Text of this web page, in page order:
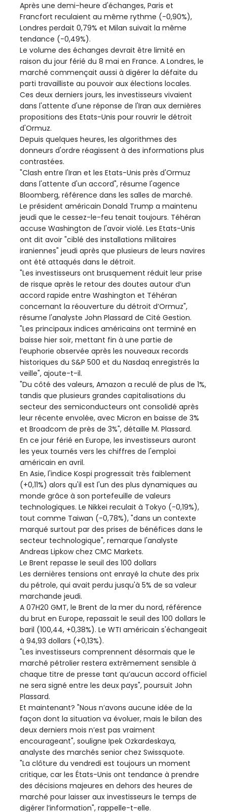
Après une demi-heure d'échanges, Paris et
Francfort reculaient au même rythme (-0,90%),
Londres perdait 0,79% et Milan suivait la même
tendance (-0,49%).
Le volume des échanges devrait être limité en
raison du jour férié du 8 mai en France. A Londres, le
marché commençait aussi à digérer la défaite du
parti travailliste au pouvoir aux élections locales.
Ces deux derniers jours, les investisseurs vivaient
dans l'attente d'une réponse de l'Iran aux dernières
propositions des Etats-Unis pour rouvrir le détroit
d'Ormuz.
Depuis quelques heures, les algorithmes des
donneurs d'ordre réagissent à des informations plus
contrastées.
"Clash entre l'Iran et les Etats-Unis près d'Ormuz
dans l'attente d'un accord", résume l'agence
Bloomberg, référence dans les salles de marché.
Le président américain Donald Trump a maintenu
jeudi que le cessez-le-feu tenait toujours. Téhéran
accuse Washington de l'avoir violé. Les Etats-Unis
ont dit avoir "ciblé des installations militaires
iraniennes" jeudi après que plusieurs de leurs navires
ont été attaqués dans le détroit.
"Les investisseurs ont brusquement réduit leur prise
de risque après le retour des doutes autour d’un
accord rapide entre Washington et Téhéran
concernant la réouverture du détroit d’Ormuz",
résume l'analyste John Plassard de Cité Gestion.
"Les principaux indices américains ont terminé en
baisse hier soir, mettant fin à une partie de
l’euphorie observée après les nouveaux records
historiques du S&P 500 et du Nasdaq enregistrés la
veille", ajoute-t-il.
"Du côté des valeurs, Amazon a reculé de plus de 1%,
tandis que plusieurs grandes capitalisations du
secteur des semiconducteurs ont consolidé après
leur récente envolée, avec Micron en baisse de 3%
et Broadcom de près de 3%", détaille M. Plassard.
En ce jour férié en Europe, les investisseurs auront
les yeux tournés vers les chiffres de l'emploi
américain en avril.
En Asie, l'indice Kospi progressait très faiblement
(+0,11%) alors qu'il est l'un des plus dynamiques au
monde grâce à son portefeuille de valeurs
technologiques. Le Nikkei reculait à Tokyo (-0,19%),
tout comme Taiwan (-0,78%), "dans un contexte
marqué surtout par des prises de bénéfices dans le
secteur technologique", remarque l'analyste
Andreas Lipkow chez CMC Markets.
Le Brent repasse le seuil des 100 dollars
Les dernières tensions ont enrayé la chute des prix
du pétrole, qui avait perdu jusqu'à 5% de sa valeur
marchande jeudi.
A 07H20 GMT, le Brent de la mer du nord, référence
du brut en Europe, repassait le seuil des 100 dollars le
baril (100,44, +0,38%). Le WTI américain s'échangeait
à 94,93 dollars (+0,13%).
"Les investisseurs comprennent désormais que le
marché pétrolier restera extrêmement sensible à
chaque titre de presse tant qu’aucun accord officiel
ne sera signé entre les deux pays", poursuit John
Plassard.
Et maintenant? "Nous n’avons aucune idée de la
façon dont la situation va évoluer, mais le bilan des
deux derniers mois n’est pas vraiment
encourageant", souligne Ipek Ozkardeskaya,
analyste des marchés senior chez Swissquote.
"La clôture du vendredi est toujours un moment
critique, car les États-Unis ont tendance à prendre
des décisions majeures en dehors des heures de
marché pour laisser aux investisseurs le temps de
digérer l’information", rappelle-t-elle.